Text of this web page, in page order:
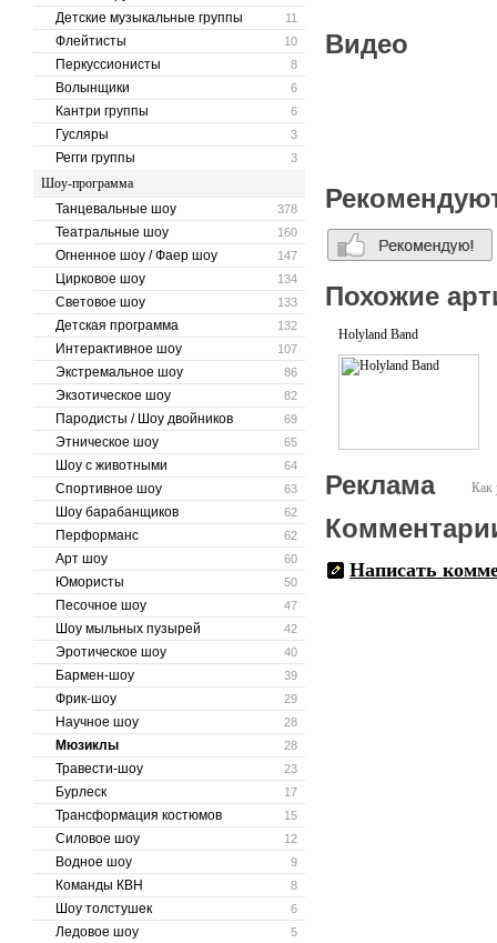
11
Детские музыкальные группы
10
Флейтисты
8
Перкуссионисты
6
Волынщики
6
Кантри группы
3
Гусляры
3
Регги группы
Шоу-программа
378
Танцевальные шоу
160
Театральные шоу
147
Огненное шоу / Фаер шоу
134
Цирковое шоу
133
Световое шоу
132
Детская программа
107
Интерактивное шоу
86
Экстремальное шоу
82
Экзотическое шоу
69
Пародисты / Шоу двойников
65
Этническое шоу
64
Шоу с животными
63
Спортивное шоу
62
Шоу барабанщиков
62
Перформанс
60
Арт шоу
50
Юмористы
47
Песочное шоу
42
Шоу мыльных пузырей
40
Эротическое шоу
39
Бармен-шоу
29
Фрик-шоу
28
Научное шоу
28
Мюзиклы
23
Травести-шоу
17
Бурлеск
15
Трансформация костюмов
12
Силовое шоу
9
Водное шоу
8
Команды КВН
6
Шоу толстушек
5
Ледовое шоу
- песни написанные
Группа ЛУЧИ ведет
Видео
Похожие
Holyland Band
Как
Реклама
Написать